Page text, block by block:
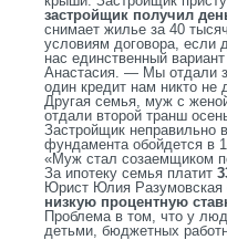
застройщик получил
снимает жилье за 40
условиям договора, если
нас единственный
Анастасия. — Мы отдали
один кредит нам никто не
Другая семья, муж с
отдали второй транш
Застройщик неправильно
фундамента обойдется в
«Муж стал созаемщиком
За ипотеку семья платит
Юрист Юлия Разумовская
низкую процентную
Проблема в том, что у
детьми, бюджетных